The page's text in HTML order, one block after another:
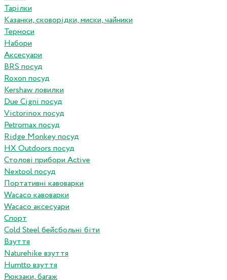
Тарілки
Казанки, сковорідки, миски, чайники
Термоси
Набори
Аксесуари
BRS посуд
Roxon посуд
Kershaw ловилки
Due Cigni посуд
Victorinox посуд
Petromax посуд
Ridge Monkey посуд
HX Outdoors посуд
Столові прибори Active
Nextool посуд
Портативні кавоварки
Wacaco кавоварки
Wacaco аксесуари
Спорт
Cold Steel бейсбольні біти
Взуття
Naturehike взуття
Humtto взуття
Рюкзаки, багаж